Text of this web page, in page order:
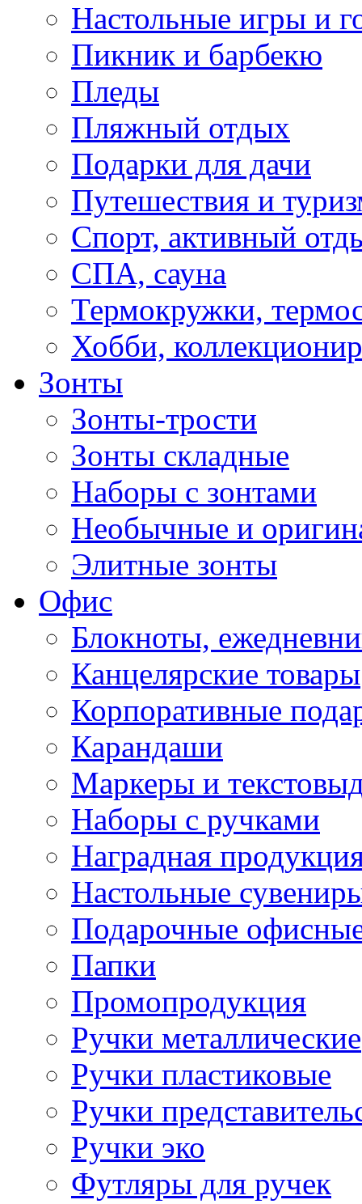
Настольные игры и
Пикник и барбекю
Пледы
Пляжный отдых
Подарки для дачи
Путешествия и
Спорт, активный
СПА, сауна
Термокружки,
Хобби,
Зонты
Зонты-трости
Зонты складные
Наборы с зонтами
Необычные и
Элитные зонты
Офис
Блокноты,
Канцелярские товары
Корпоративные
Карандаши
Маркеры и
Наборы с ручками
Наградная
Настольные
Подарочные
Папки
Промопродукция
Ручки металлические
Ручки пластиковые
Ручки
Ручки эко
Футляры для ручек